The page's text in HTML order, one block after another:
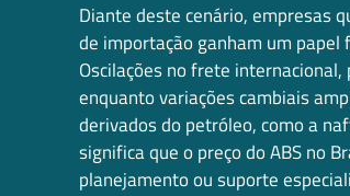
Diante deste cenário, empresas
de importação ganham um
Oscilações no frete
enquanto variações cambiais
derivados do petróleo, como a
significa que o preço do ABS no
planejamento ou suporte